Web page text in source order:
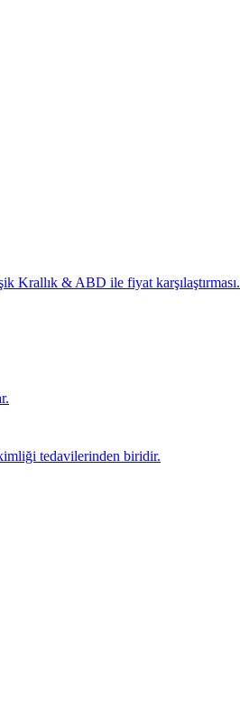
Krallık & ABD ile fiyat karşılaştırması.
tedavilerinden biridir.